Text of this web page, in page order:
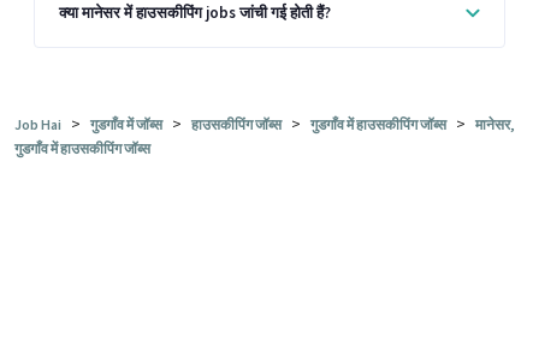
क्या मानेसर में हाउसकीपिंग jobs जांची गई होती हैं?
Job Hai > गुडगाँव में जॉब्स > हाउसकीपिंग जॉब्स > गुडगाँव में हाउसकीपिंग जॉब्स > मानेसर,
गुडगाँव में हाउसकीपिंग जॉब्स